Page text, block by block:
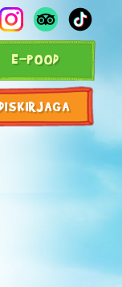
E-POOD